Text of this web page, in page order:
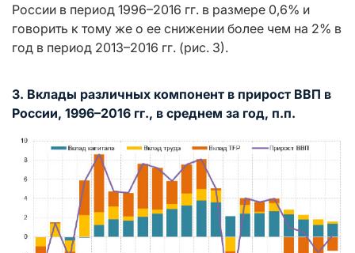
России в период 1996–2016 гг. в размере 0,6% и
говорить к тому же о ее снижении более чем на 2% в
год в период 2013–2016 гг. (рис. 3).
3. Вклады различных компонент в прирост ВВП в
России, 1996–2016 гг., в среднем за год, п.п.